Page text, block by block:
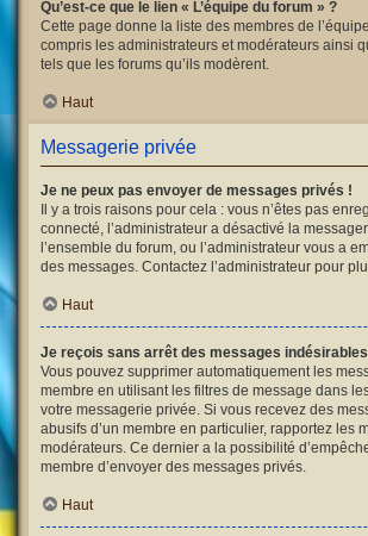
Qu’est-ce que le lien « L’équipe du forum » ?
Cette page donne la liste des membres de
compris les administrateurs et modérateurs ainsi
tels que les forums qu’ils modèrent.
Haut
Messagerie privée
Je ne peux pas envoyer de messages privés !
Il y a trois raisons pour cela : vous n’êtes pas
connecté, l’administrateur a désactivé la
l’ensemble du forum, ou l’administrateur vous a
des messages. Contactez l’administrateur pour
Haut
Je reçois sans arrêt des messages
Vous pouvez supprimer automatiquement les
membre en utilisant les filtres de message dans
votre messagerie privée. Si vous recevez des
abusifs d’un membre en particulier, rapportez les
modérateurs. Ce dernier a la possibilité
membre d’envoyer des messages privés.
Haut